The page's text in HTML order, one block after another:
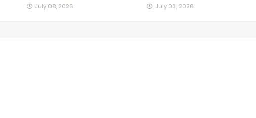
July 08, 2026 July 03, 2026